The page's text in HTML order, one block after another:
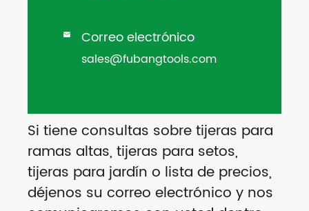
 Correo electrónico
sales@fubangtools.com
Si tiene consultas sobre tijeras para
ramas altas, tijeras para setos,
tijeras para jardín o lista de precios,
déjenos su correo electrónico y nos